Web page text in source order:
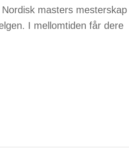
masters mesterskap
I mellomtiden får dere